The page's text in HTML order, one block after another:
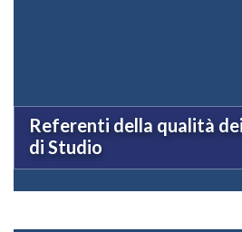
Referenti della qualità
di Studio